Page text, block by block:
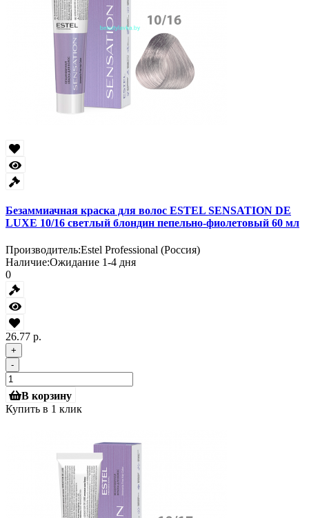
Безаммиачная краска для волос ESTEL SENSATION DE
LUXE 10/16 светлый блондин пепельно-фиолетовый 60 мл
Производитель:Estel Professional (Россия)
Наличие:Ожидание 1-4 дня
0
26.77 р.
+
-
В корзину
Купить в 1 клик